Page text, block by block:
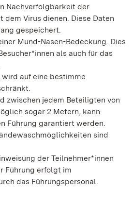
Nachverfolgbarkeit der
dem Virus dienen. Diese Daten
gespeichert.
Mund-Nasen-Bedeckung. Dies
als auch für das
wird auf eine bestimme
zwischen jedem Beteiligten von
sogar 2 Metern, kann
Führung garantiert werden.
sind
der Teilnehmer*innen
Führung erfolgt im
das Führungspersonal.